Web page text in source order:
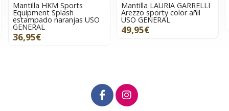
Mantilla HKM Sports
Equipment Splash
estampado naranjas USO
GENERAL
36,95€
Mantilla LAURIA GARRELLI
Arezzo sporty color añil
USO GENERAL
49,95€